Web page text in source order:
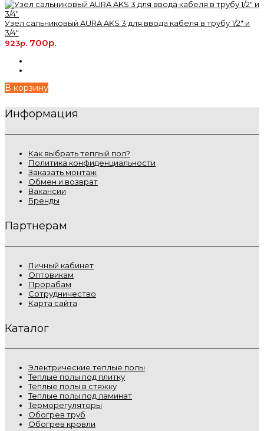
Узел сальниковый AURA AKS 3 для ввода кабеля в трубу 1/2″ и
3/4″
923р. 700р.
В корзину
Информация
Как выбрать теплый пол?
Политика конфиденциальности
Заказать монтаж
Обмен и возврат
Вакансии
Бренды
Партнёрам
Личный кабинет
Оптовикам
Прорабам
Сотрудничество
Карта сайта
Каталог
Электрические теплые полы
Теплые полы под плитку
Теплые полы в стяжку
Теплые полы под ламинат
Терморегуляторы
Обогрев труб
Обогрев кровли